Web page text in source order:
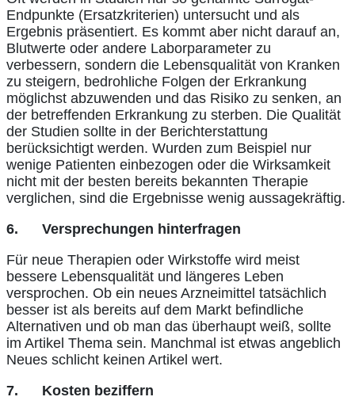
Endpunkte (Ersatzkriterien) untersucht und als
Ergebnis präsentiert. Es kommt aber nicht darauf an,
Blutwerte oder andere Laborparameter zu
verbessern, sondern die Lebensqualität von Kranken
zu steigern, bedrohliche Folgen der Erkrankung
möglichst abzuwenden und das Risiko zu senken, an
der betreffenden Erkrankung zu sterben. Die Qualität
der Studien sollte in der Berichterstattung
berücksichtigt werden. Wurden zum Beispiel nur
wenige Patienten einbezogen oder die Wirksamkeit
nicht mit der besten bereits bekannten Therapie
verglichen, sind die Ergebnisse wenig aussagekräftig.
6. Versprechungen hinterfragen
Für neue Therapien oder Wirkstoffe wird meist
bessere Lebensqualität und längeres Leben
versprochen. Ob ein neues Arzneimittel tatsächlich
besser ist als bereits auf dem Markt befindliche
Alternativen und ob man das überhaupt weiß, sollte
im Artikel Thema sein. Manchmal ist etwas angeblich
Neues schlicht keinen Artikel wert.
7. Kosten beziffern